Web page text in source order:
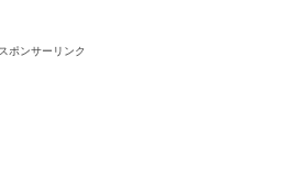
スポンサーリンク